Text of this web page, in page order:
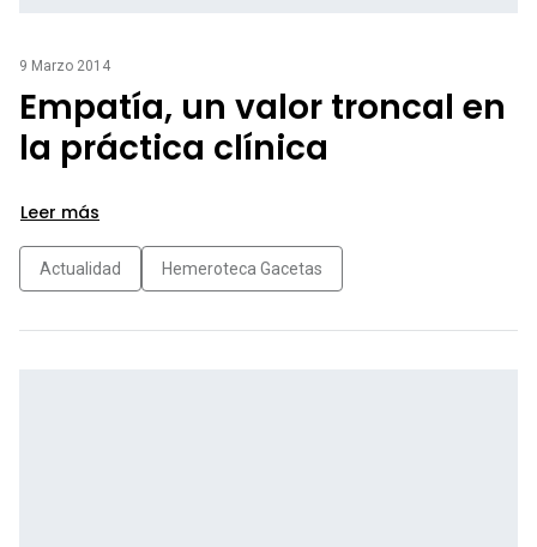
9 Marzo 2014
Empatía, un valor troncal en
la práctica clínica
Leer más
Actualidad Hemeroteca Gacetas